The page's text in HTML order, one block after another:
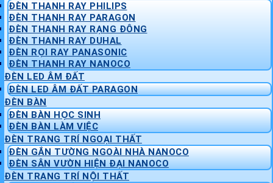
ĐÈN THANH RAY PHILIPS
ĐÈN THANH RAY PARAGON
ĐÈN THANH RAY RẠNG ĐÔNG
ĐÈN THANH RAY DUHAL
ĐÈN RỌI RAY PANASONIC
ĐÈN THANH RAY NANOCO
ĐÈN LED ÂM ĐẤT
ĐÈN LED ÂM ĐẤT PARAGON
ĐÈN BÀN
ĐÈN BÀN HỌC SINH
ĐÈN BÀN LÀM VIỆC
ĐÈN TRANG TRÍ NGOẠI THẤT
ĐÈN GẮN TƯỜNG NGOÀI NHÀ NANOCO
ĐÈN SÂN VƯỜN HIỆN ĐẠI NANOCO
ĐÈN TRANG TRÍ NỘI THẤT